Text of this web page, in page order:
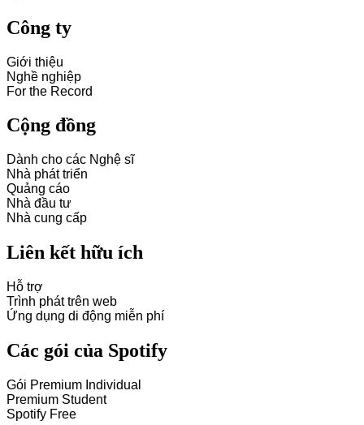
Công ty
Giới thiệu
Nghề nghiệp
For the Record
Cộng đồng
Dành cho các Nghệ sĩ
Nhà phát triển
Quảng cáo
Nhà đầu tư
Nhà cung cấp
Liên kết hữu ích
Hỗ trợ
Trình phát trên web
Ứng dụng di động miễn phí
Các gói của Spotify
Gói Premium Individual
Premium Student
Spotify Free